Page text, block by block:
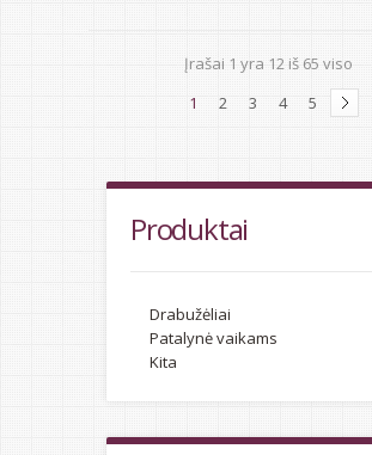
Įrašai 1 yra 12iš 65 viso
1
2 3 4 5
Produktai
Drabužėliai
Patalynė vaikams
Kita